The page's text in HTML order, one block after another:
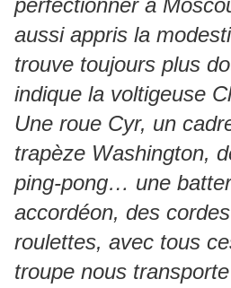
perfectionner à
aussi appris la
trouve toujours plus
indique la voltigeuse
Une roue Cyr, un
trapèze Washington,
ping-pong… une
accordéon, des
roulettes, avec tous
troupe nous